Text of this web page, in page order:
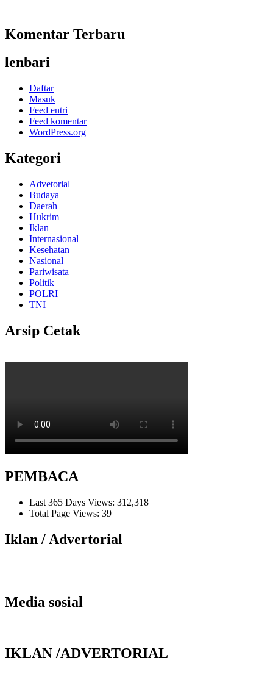
Komentar Terbaru
lenbari
Daftar
Masuk
Feed entri
Feed komentar
WordPress.org
Kategori
Advetorial
Budaya
Daerah
Hukrim
Iklan
Internasional
Kesehatan
Nasional
Pariwisata
Politik
POLRI
TNI
Arsip Cetak
PEMBACA
Last 365 Days Views: 312,318
Total Page Views: 39
Iklan / Advertorial
Media sosial
IKLAN /ADVERTORIAL